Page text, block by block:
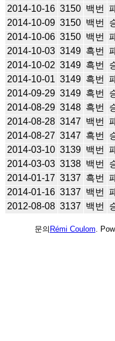
2014-10-16 3150 백번
2014-10-09 3150 백번
2014-10-06 3150 백번
2014-10-03 3149 흑번
2014-10-02 3149 흑번
2014-10-01 3149 흑번
2014-09-29 3149 흑번
2014-08-29 3148 흑번
2014-08-28 3147 백번
2014-08-27 3147 흑번
2014-03-10 3139 백번
2014-03-03 3138 백번
2014-01-17 3137 흑번
2014-01-16 3137 백번
2012-08-08 3137 백번
문의 Rémi Coulom .